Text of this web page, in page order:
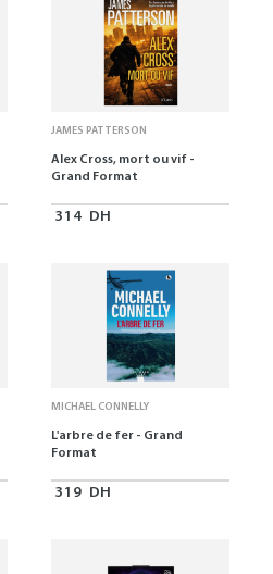
JAMES PATTERSON
Alex Cross, mort ou vif -
Grand Format
314 DH
MICHAEL CONNELLY
L'arbre de fer - Grand
Format
319 DH